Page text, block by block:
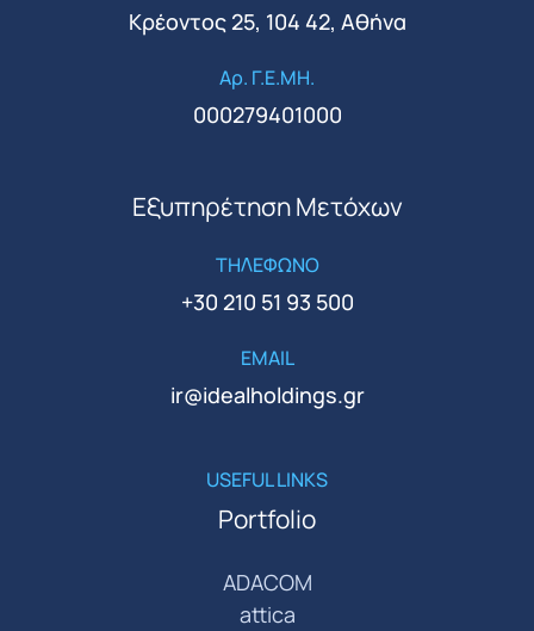
Κρέοντος 25, 104 42, Αθήνα
Αρ. Γ.Ε.ΜΗ.
000279401000
Εξυπηρέτηση Μετόχων
ΤΗΛΕΦΩΝΟ
+30 210 51 93 500
EMAIL
ir@idealholdings.gr
USEFUL LINKS
Portfolio
ADACOM
attica